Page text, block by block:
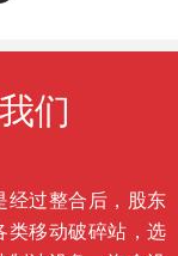
们
经过整合后，股东
类移动破碎站，选